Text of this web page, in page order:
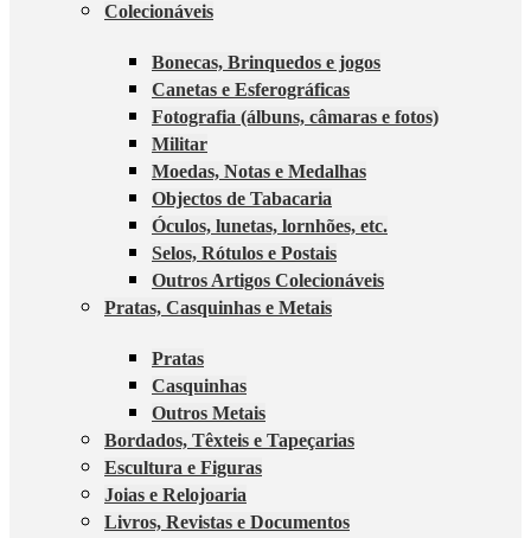
Colecionáveis
Bonecas, Brinquedos e jogos
Canetas e Esferográficas
Fotografia (álbuns, câmaras e fotos)
Militar
Moedas, Notas e Medalhas
Objectos de Tabacaria
Óculos, lunetas, lornhões, etc.
Selos, Rótulos e Postais
Outros Artigos Colecionáveis
Pratas, Casquinhas e Metais
Pratas
Casquinhas
Outros Metais
Bordados, Têxteis e Tapeçarias
Escultura e Figuras
Joias e Relojoaria
Livros, Revistas e Documentos